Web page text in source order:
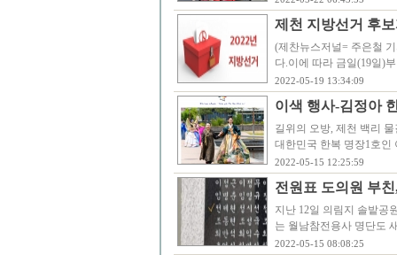
제천 지방선거 후
(제찬뉴스저널= 주은철
다.이에 따라 금일(19일)
2022-05-19 13:34:09
이색 행사-김정아
길위의 오방, 제천 백리
대한민국 한복 명장1호
2022-05-15 12:25:59
전원표 도의원 부
지난 12일 의림지 솔밭공
는 월남참전용사 명단도
2022-05-15 08:08:25